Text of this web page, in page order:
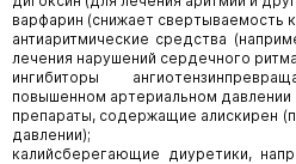
варфарин (снижает свертываемость
антиаритмические средства
лечения нарушений сердечного
ингибиторы
повышенном артериальном давлении
препараты, содержащие алискирен
давлении);
калийсберегающие диуретики,